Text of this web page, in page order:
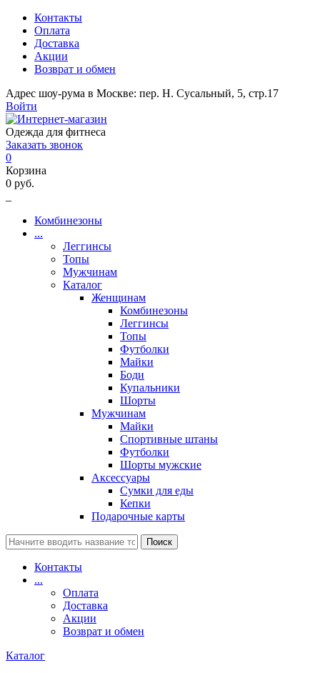
Контакты
Оплата
Доставка
Акции
Возврат и обмен
Адрес шоу-рума в Москве: пер. Н. Сусальный, 5, стр.17
Войти
Одежда для фитнеса
Заказать звонок
0
Корзина
0 руб.
Комбинезоны
...
Леггинсы
Топы
Мужчинам
Каталог
Женщинам
Комбинезоны
Леггинсы
Топы
Футболки
Майки
Боди
Купальники
Шорты
Мужчинам
Майки
Спортивные штаны
Футболки
Шорты мужские
Аксессуары
Сумки для еды
Кепки
Подарочные карты
Поиск
Контакты
...
Оплата
Доставка
Акции
Возврат и обмен
Каталог